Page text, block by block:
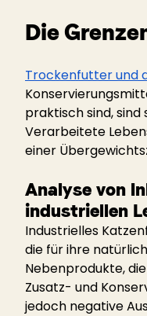
Die
Trockenfutter und
praktisch sind,
Verarbeitete
einer
Analyse von
industriellen
Industrielles
die für ihre
Nebenprodukte,
Zusatz- und
jedoch negative